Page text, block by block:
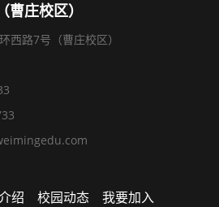
曹庄校区）
西路7号（曹庄校区）
绍 校园动态 我要加入